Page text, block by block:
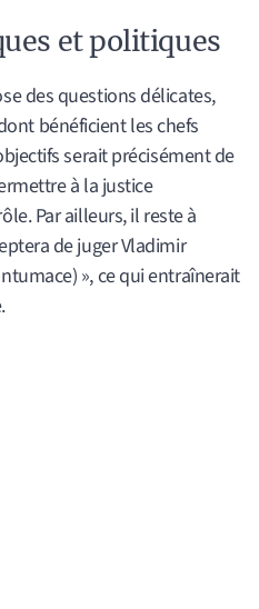
et politiques
des questions délicates,
bénéficient les chefs
serait précisément de
à la justice
Par ailleurs, il reste à
de juger Vladimir
», ce qui entraînerait